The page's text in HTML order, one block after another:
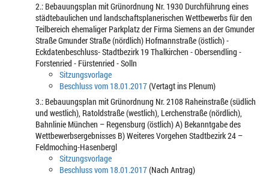
2.: Bebauungsplan mit Grünordnung Nr. 1930 Durchführung eines
städtebaulichen und landschaftsplanerischen Wettbewerbs für den
Teilbereich ehemaliger Parkplatz der Firma Siemens an der Gmunder
Straße Gmunder Straße (nördlich) Hofmannstraße (östlich) -
Eckdatenbeschluss- Stadtbezirk 19 Thalkirchen - Obersendling -
Forstenried - Fürstenried - Solln
Sitzungsvorlage
Beschluss vom 18.01.2017(Vertagt ins Plenum)
3.: Bebauungsplan mit Grünordnung Nr. 2108 Raheinstraße (südlich
und westlich), Ratoldstraße (westlich), Lerchenstraße (nördlich),
Bahnlinie München – Regensburg (östlich) A) Bekanntgabe des
Wettbewerbsergebnisses B) Weiteres Vorgehen Stadtbezirk 24 –
Feldmoching-Hasenbergl
Sitzungsvorlage
Beschluss vom 18.01.2017(Nach Antrag)